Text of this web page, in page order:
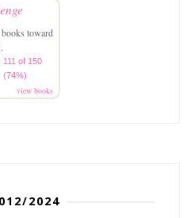
toward
111 of 150
(74%)
view books
2024